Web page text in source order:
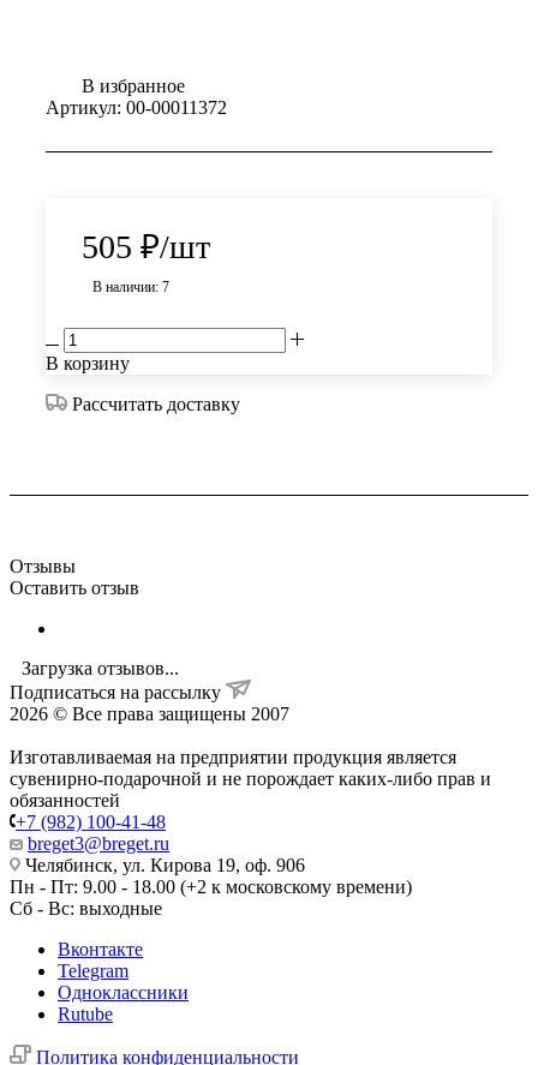
В избранное
Артикул: 00-00011372
505 ₽/шт
В наличии: 7
В корзину
Рассчитать доставку
Отзывы
Оставить отзыв
Загрузка отзывов...
Подписаться на рассылку
2026 © Все права защищены 2007
Изготавливаемая на предприятии продукция является
сувенирно-подарочной и не порождает каких-либо прав и
обязанностей
+7 (982) 100-41-48
breget3@breget.ru
Челябинск, ул. Кирова 19, оф. 906
Пн - Пт: 9.00 - 18.00 (+2 к московскому времени)
Сб - Вс: выходные
Вконтакте
Telegram
Одноклассники
Rutube
Политика конфиденциальности